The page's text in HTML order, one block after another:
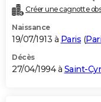
Créer une cagnotte
Naissance
19/07/1913 à Paris (
Décès
27/04/1994 à Saint-